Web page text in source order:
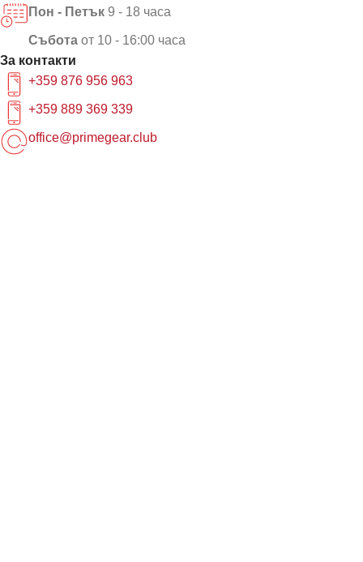
Пон - Петък 9 - 18 часа
Събота от 10 - 16:00 часа
За контакти
+359 876 956 963
+359 889 369 339
office@primegear.club